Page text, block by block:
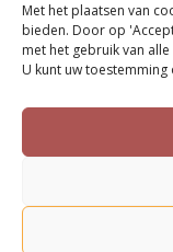
Met het plaatsen van
bieden. Door op
met het gebruik van
U kunt uw
hals van Ivo